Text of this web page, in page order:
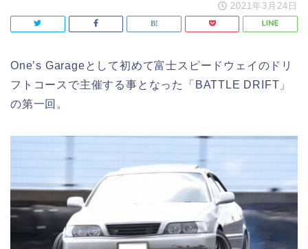
2021年3月24日
One’s Garageとして初めて富士スピードウェイのドリ
フトコースで主催する事となった「BATTLE DRIFT」
の第一回。